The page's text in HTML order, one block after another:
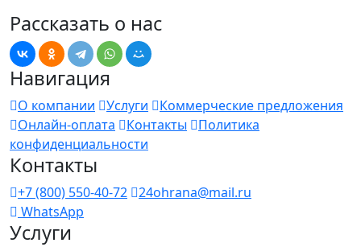
Рассказать о нас
Навигация
О компании Услуги
Коммерческие предложения
Онлайн-оплата
Контакты
Политика
конфиденциальности
Контакты
+7 (800) 550-40-72
24ohrana@mail.ru
WhatsApp
Услуги